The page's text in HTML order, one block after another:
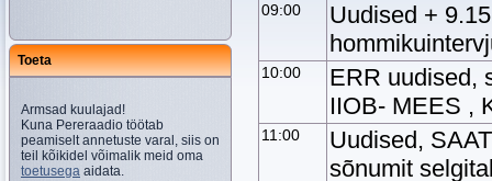
Toeta
Armsad kuulajad!
Kuna Pereraadio töötab
peamiselt annetuste varal, siis on
teil kõikidel võimalik meid oma
toetusega aidata.
09:00
Uudised +
10:00
ERR uudised,
IIOB- MEES ,
11:00
Uudised,
sõnumit